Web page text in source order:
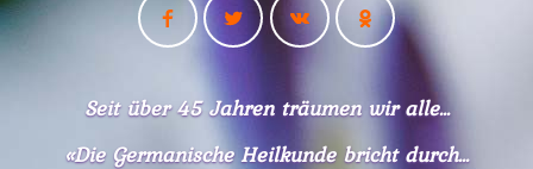
Seit über 45 Jahren träumen wir alle...
«Die Germanische Heilkunde bricht durch...